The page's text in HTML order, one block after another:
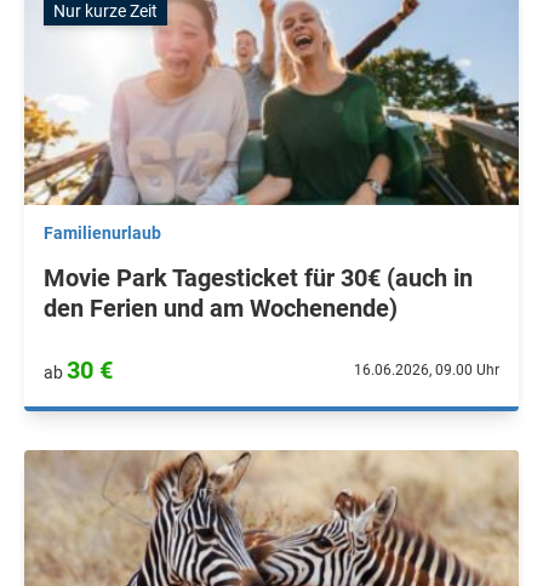
REISEBLOG
Nur kurze Zeit
Familienurlaub
Movie Park Tagesticket für 30€ (auch in
den Ferien und am Wochenende)
ab30 € 16.06.2026, 09.00 Uhr